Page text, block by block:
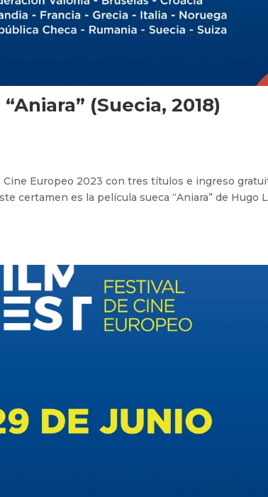
(Suecia, 2018)
Cine Europeo 2023 con tres títulos e ingreso
certamen es la película sueca “Aniara” de Hugo